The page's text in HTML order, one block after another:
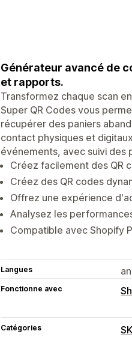
Générateur avancé de
et rapports.
Transformez chaque scan
Super QR Codes vous
récupérer des paniers
contact physiques et
événements, avec suivi
Créez facilement des QR
Créez des QR codes
Offrez une expérience
Analysez les
Compatible avec Shopify
Langues
Fonctionne avec
Catégories